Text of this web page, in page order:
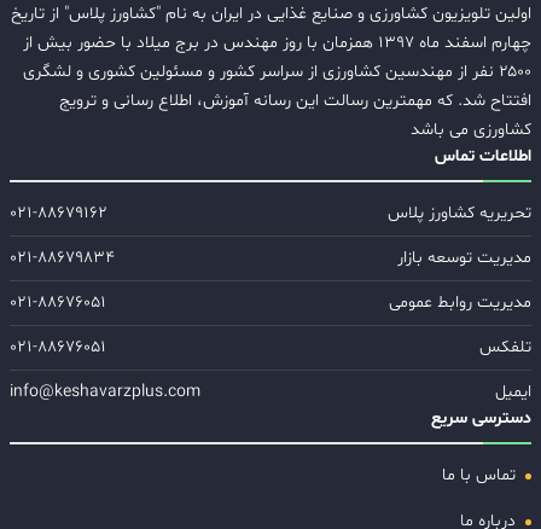
اولین تلویزیون کشاورزی و صنایع غذایی در ایران به نام "کشاورز پلاس" از تاریخ
چهارم اسفند ماه ۱۳۹۷ همزمان با روز مهندس در برج میلاد با حضور بیش از
۲۵۰۰ نفر از مهندسین کشاورزی از سراسر کشور و مسئولین کشوری و لشگری
افتتاح شد. که مهمترین رسالت این رسانه آموزش، اطلاع رسانی و ترویج
کشاورزی می باشد
اطلاعات تماس
تحریریه کشاورز پلاس
۰۲۱-۸۸۶۷۹۱۶۲
مدیریت توسعه بازار
۰۲۱-۸۸۶۷۹۸۳۴
مدیریت روابط عمومی
۰۲۱-۸۸۶۷۶۰۵۱
تلفکس
۰۲۱-۸۸۶۷۶۰۵۱
ایمیل
info@keshavarzplus.com
دسترسی سریع
تماس با ما
درباره ما